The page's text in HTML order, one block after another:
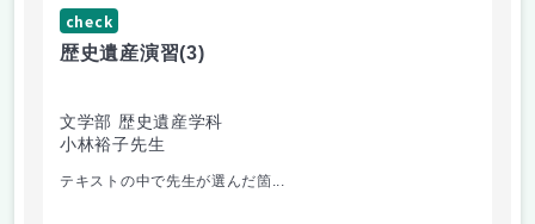
check
歴史遺産演習(3)
文学部 歴史遺産学科
小林裕子先生
テキストの中で先生が選んだ箇...